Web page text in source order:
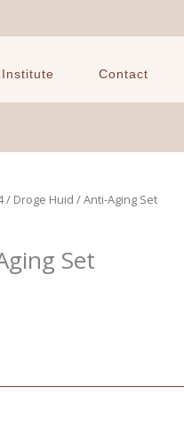
Contact
/ Droge Huid / Anti-Aging Set
Set